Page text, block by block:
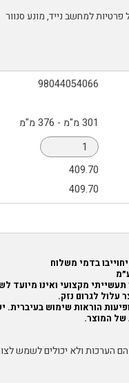
למחשב נייד, מונע סנוור
98044054066
301 מ"מ - 376 מ"מ
409.70
409.70
מקצועי ואינו מיועד
עלול לגרום נזק.
הוראות שימוש בעיברית.
של המוצר.
הערכות ולא יכולים לשמש